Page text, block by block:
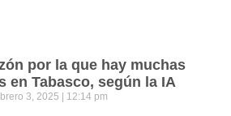
por la que hay muchas
en Tabasco, según la IA
3, 2025 12:14 pm